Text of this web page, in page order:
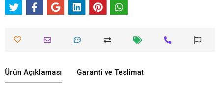
Ürün Açıklaması Garanti ve Teslimat